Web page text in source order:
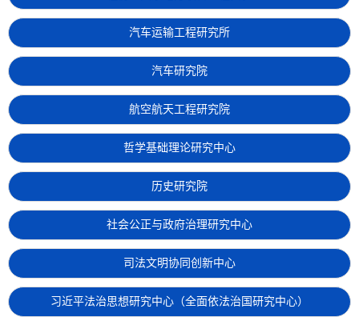
汽车运输工程研究所
汽车研究院
航空航天工程研究院
哲学基础理论研究中心
历史研究院
社会公正与政府治理研究中心
司法文明协同创新中心
习近平法治思想研究中心（全面依法治国研究中心）